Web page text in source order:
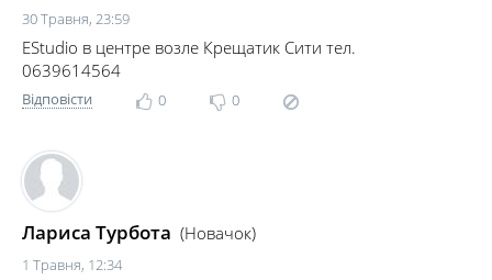
30 Травня, 23:59
EStudio в центре возле Крещатик Сити тел.
0639614564
Відповісти 0 0
Лариса Турбота (Новачок)
1 Травня, 12:34